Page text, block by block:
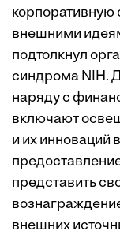
корпоративную
внешними
подтолкнул
синдрома NIH.
наряду с
включают
и их инноваций
представить
внешних